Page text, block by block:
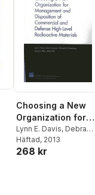
Choosing a New
Organization for
Management and
Disposition of
Commercial and
Lynn E. Davis, Debra
Knopman,Michael D.
Greenberg
Häftad, 2013
268 kr